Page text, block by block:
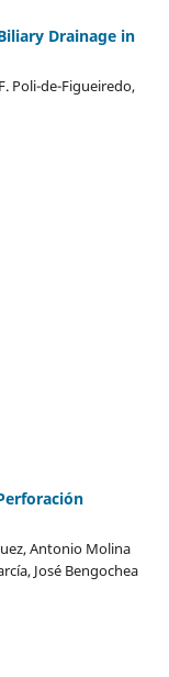
Drainage in
Poli-de-Figueiredo,
Antonio Molina
José Bengochea